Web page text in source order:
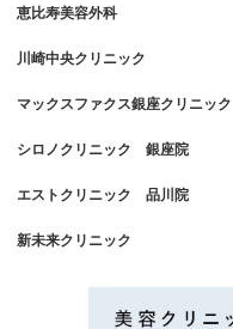
恵比寿美容外科
川崎中央クリニック
マックスファクス銀座クリニック
シロノクリニック 銀座院
エストクリニック 品川院
新未来クリニック